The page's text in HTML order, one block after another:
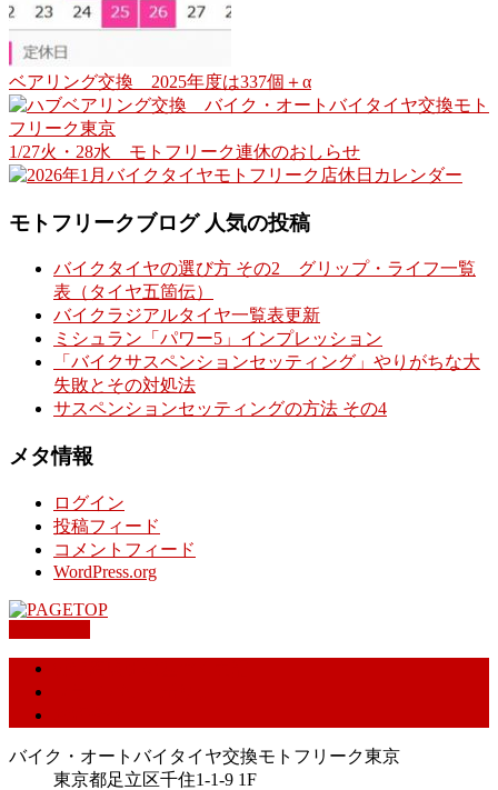
ベアリング交換 2025年度は337個＋α
1/27火・28水 モトフリーク連休のおしらせ
モトフリークブログ 人気の投稿
バイクタイヤの選び方 その2 グリップ・ライフ一覧
表（タイヤ五箇伝）
バイクラジアルタイヤ一覧表更新
ミシュラン「パワー5」インプレッション
「バイクサスペンションセッティング」やりがちな大
失敗とその対処法
サスペンションセッティングの方法 その4
メタ情報
ログイン
投稿フィード
コメントフィード
WordPress.org
バイク・オートバイタイヤ交換モトフリーク東京
東京都足立区千住1-1-9 1F